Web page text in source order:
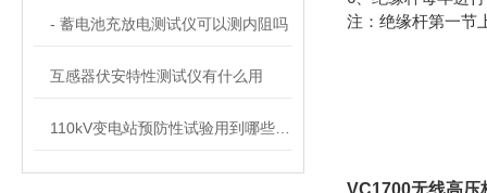
- 蓄电池充放电测试仪可以测内阻吗
互感器伏安特性测试仪有什么用
注：绝缘杆第一节
VC1700无线高压